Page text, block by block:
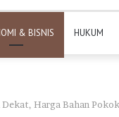
& BISNIS HUKUM
Dekat, Harga Bahan